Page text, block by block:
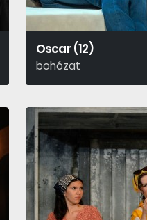
Oscar (12)
bohózat
Claude Magnier